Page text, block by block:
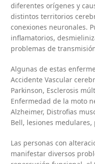
diferentes orígenes y
distintos territorios
conexiones neuronales.
inflamatorios,
problemas de
Algunas de estas
Accidente Vascular
Parkinson, Esclerosis
Enfermedad de la moto
Alzheimer, Distrofias
Bell, lesiones medulares,
Las personas con
manifestar diversos